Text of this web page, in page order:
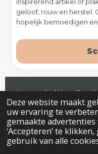
Deze website maakt
uw ervaring te
gemaakte
‘Accepteren’ te
gebruik van alle
geloof, rouw en herstel.
hopelijk bemoedigen
Veenendaal |
© 2026 Prelude. Alle
Algemene voorwaarden